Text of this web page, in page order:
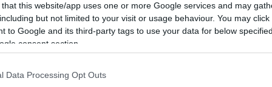
that this website/app uses one or more Google services and may
but not limited to your visit or usage behaviour. You may
to Google and its third-party tags to use your data for below
consent section.
Data Processing Opt Outs
παράγοντες,:στα ποιοτικά προϊόντα, στη συνεχή
της αγοράς, στη χρήση της τεχνολογίας, στην επιλογή
διαφήμιση.
και μια συνέχεια στους στόχους της εργασίας,
γιόρτασε εκατό χρόνια ζωής, εκατό χρόνια